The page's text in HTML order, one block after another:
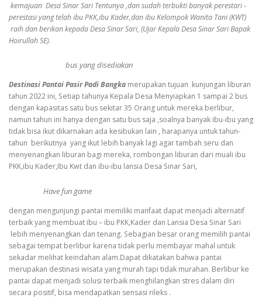
kemajuan Desa Sinar Sari Tentunya ,dan sudah terbukti banyak perestari -
perestasi yang telah ibu PKK,ibu Kader,dan ibu Kelompok Wanita Tani (KWT)
raih dan berikan kepada Desa Sinar Sari, (Ujar Kepala Desa Sinar Sari Bapak
Hoirullah SE).
bus yang disediakan
Destinasi Pantai Pasir Padi Bangka merupakan tujuan kunjungan liburan
tahun 2022 ini, Setiap tahunya Kepala Desa Menyiapkan 1 sampai 2 bus
dengan kapasitas satu bus sekitar 35 Orang untuk mereka berlibur,
namun tahun ini hanya dengan satu bus saja ,soalnya banyak ibu-ibu yang
tidak bisa ikut dikarnakan ada kesibukan lain , harapanya untuk tahun-
tahun berikutnya yang ikut lebih banyak lagi agar tambah seru dan
menyenangkan liburan bagi mereka, rombongan liburan dari muali ibu
PKK,ibu Kader,Ibu Kwt dan ibu-ibu lansia Desa Sinar Sari,
Have fun game
dengan mengunjungi pantai memiliki manfaat dapat menjadi alternatif
terbaik yang membuat ibu – ibu PKK,Kader dan Lansia Desa Sinar Sari
lebih menyenangkan dan tenang. Sebagian besar orang memilih pantai
sebagai tempat berlibur karena tidak perlu membayar mahal untuk
sekadar melihat keindahan alam.Dapat dikatakan bahwa pantai
merupakan destinasi wisata yang murah tapi tidak murahan. Berlibur ke
pantai dapat menjadi solusi terbaik menghilangkan stres dalam diri
secara positif, bisa mendapatkan sensasi rileks .